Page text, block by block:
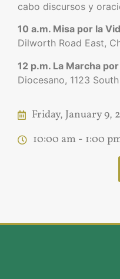
cabo discursos y
10 a.m. Misa por la
Dilworth Road East,
12 p.m. La Marcha
Diocesano, 1123
Friday, January 9,
10:00 am - 1:00